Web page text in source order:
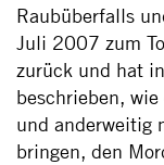
Raubüberfalls
Juli 2007 zum
zurück und hat
beschrieben,
und anderweitig
bringen, den